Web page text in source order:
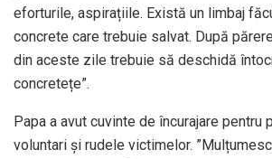
eforturile, aspirațiile. Există un limbaj
concrete care trebuie salvat. După
din aceste zile trebuie să deschidă
concretețe”.
Papa a avut cuvinte de încurajare pentru
voluntari și rudele victimelor.